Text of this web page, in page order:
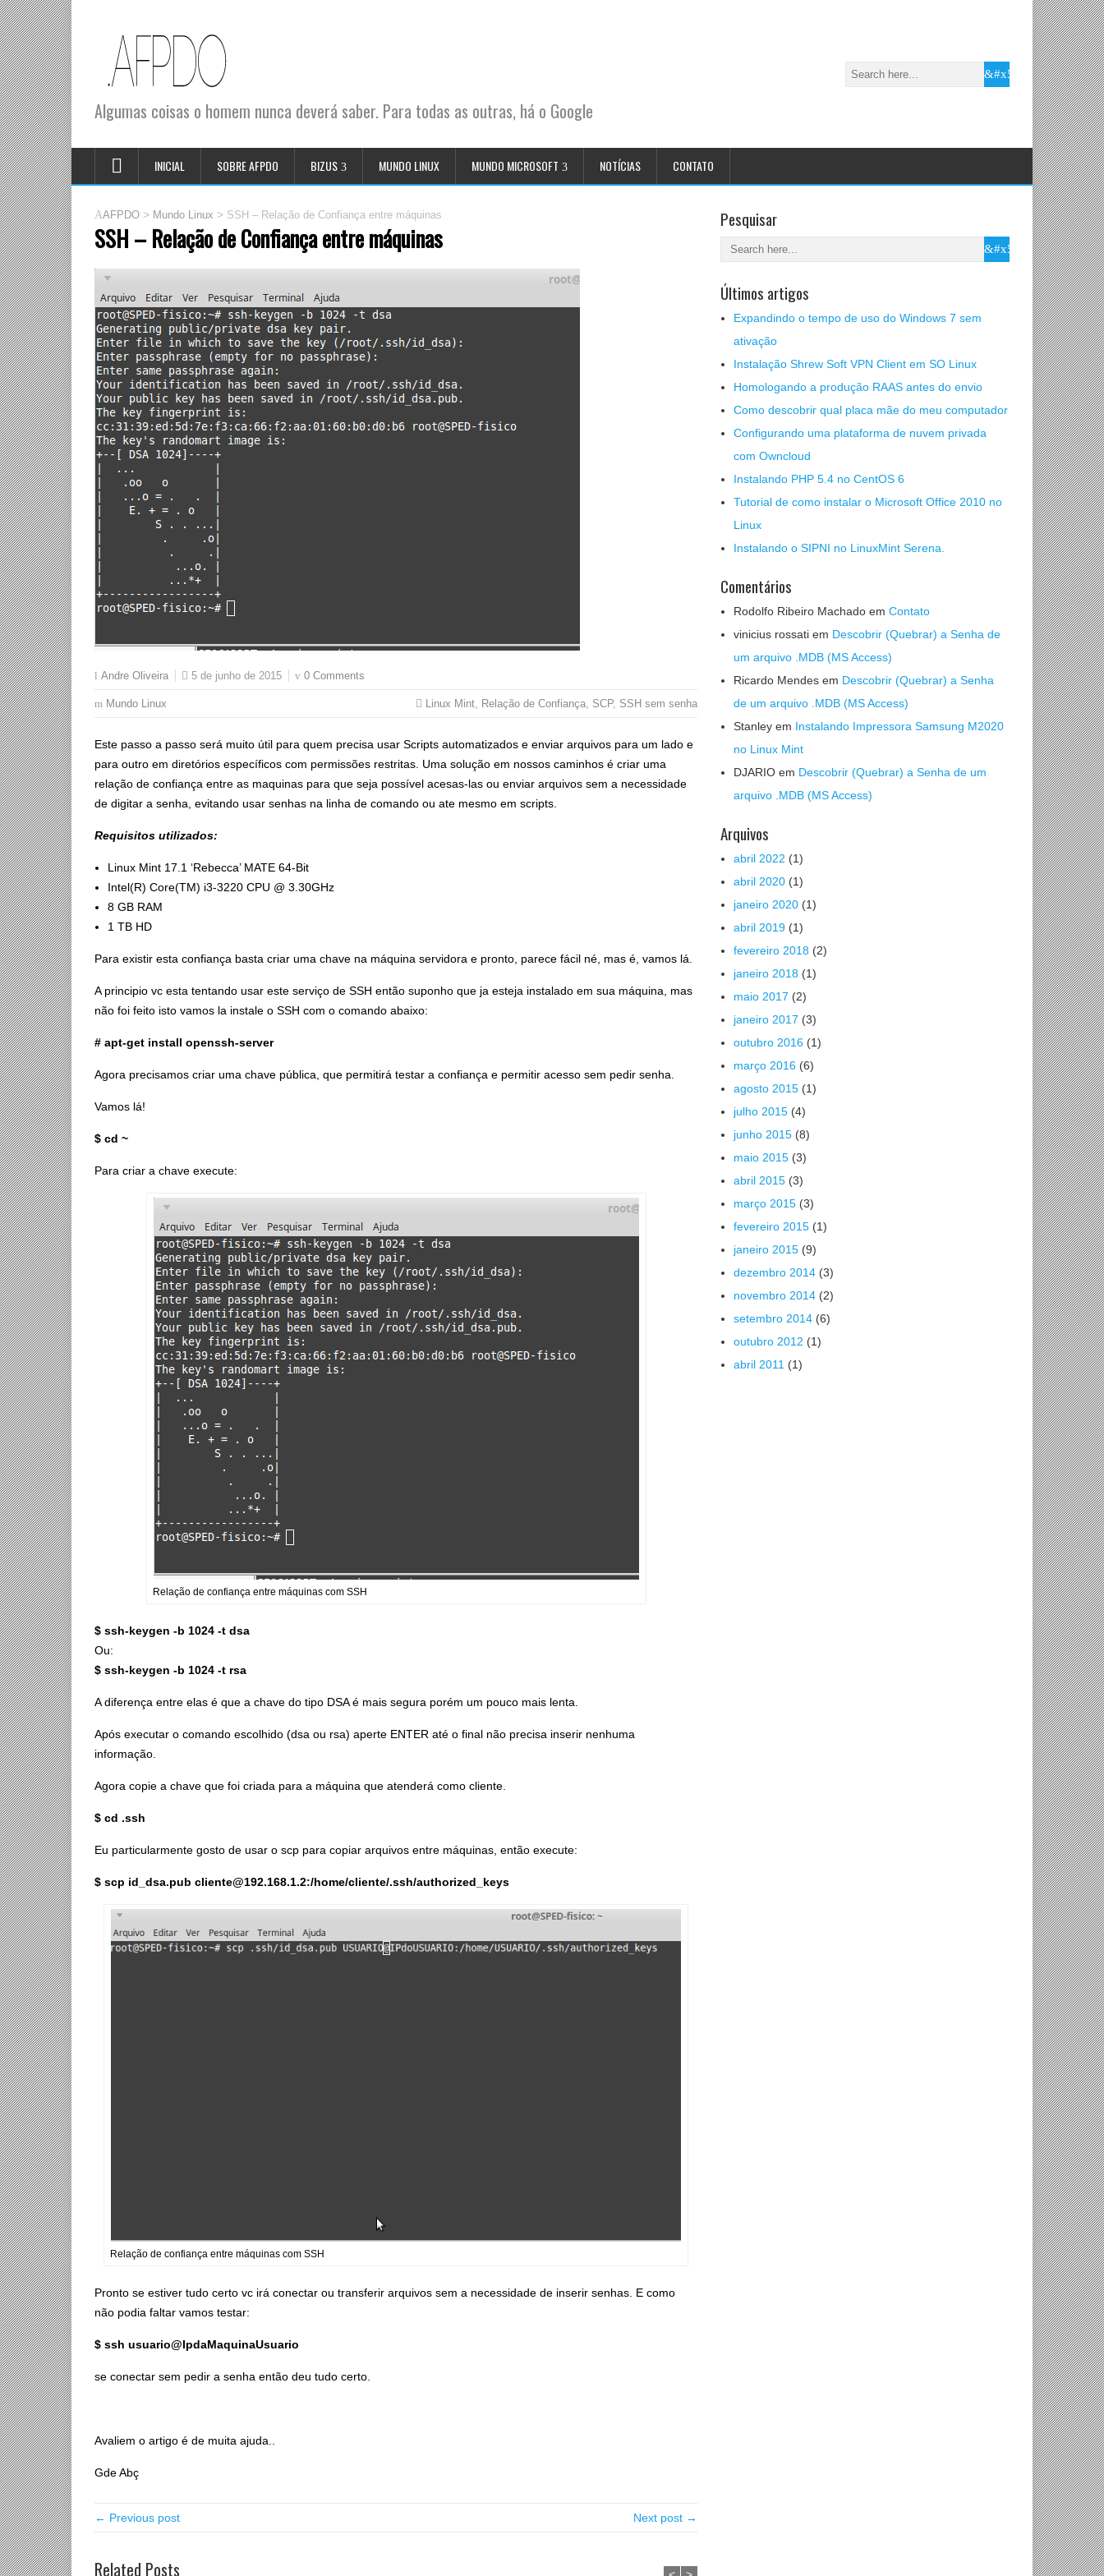
Algumas coisas o homem nunca deverá saber. Para todas as outras, há o Google
INICIAL SOBRE AFPDO BIZUS MUNDO LINUX MUNDO MICROSOFT NOTÍCIAS CONTATO
AFPDO > Mundo Linux > SSH – Relação de Confiança entre máquinas
SSH – Relação de Confiança entre máquinas
Andre Oliveira 5 de junho de 2015 0 Comments
Mundo Linux Linux Mint, Relação de Confiança, SCP, SSH sem senha
Este passo a passo será muito útil para quem precisa usar Scripts automatizados e enviar arquivos para um lado e
para outro em diretórios específicos com permissões restritas. Uma solução em nossos caminhos é criar uma
relação de confiança entre as maquinas para que seja possível acesas-las ou enviar arquivos sem a necessidade
de digitar a senha, evitando usar senhas na linha de comando ou ate mesmo em scripts.
Requisitos utilizados:
Linux Mint 17.1 ‘Rebecca’ MATE 64-Bit
Intel(R) Core(TM) i3-3220 CPU @ 3.30GHz
8 GB RAM
1 TB HD
Para existir esta confiança basta criar uma chave na máquina servidora e pronto, parece fácil né, mas é, vamos lá.
A principio vc esta tentando usar este serviço de SSH então suponho que ja esteja instalado em sua máquina, mas
não foi feito isto vamos la instale o SSH com o comando abaixo:
# apt-get install openssh-server
Agora precisamos criar uma chave pública, que permitirá testar a confiança e permitir acesso sem pedir senha.
Vamos lá!
$ cd ~
Para criar a chave execute:
Relação de confiança entre máquinas com SSH
$ ssh-keygen -b 1024 -t dsa
Ou:
$ ssh-keygen -b 1024 -t rsa
A diferença entre elas é que a chave do tipo DSA é mais segura porém um pouco mais lenta.
Após executar o comando escolhido (dsa ou rsa) aperte ENTER até o final não precisa inserir nenhuma
informação.
Agora copie a chave que foi criada para a máquina que atenderá como cliente.
$ cd .ssh
Eu particularmente gosto de usar o scp para copiar arquivos entre máquinas, então execute:
$ scp id_dsa.pub cliente@192.168.1.2:/home/cliente/.ssh/authorized_keys
Relação de confiança entre máquinas com SSH
Pronto se estiver tudo certo vc irá conectar ou transferir arquivos sem a necessidade de inserir senhas. E como
não podia faltar vamos testar:
$ ssh usuario@IpdaMaquinaUsuario
se conectar sem pedir a senha então deu tudo certo.
Avaliem o artigo é de muita ajuda..
Gde Abç
← Previous post Next post →
Related Posts
Pesquisar
Últimos artigos
Expandindo o tempo de uso do Windows 7 sem
ativação
Instalação Shrew Soft VPN Client em SO Linux
Homologando a produção RAAS antes do envio
Como descobrir qual placa mãe do meu computador
Configurando uma plataforma de nuvem privada
com Owncloud
Instalando PHP 5.4 no CentOS 6
Tutorial de como instalar o Microsoft Office 2010 no
Linux
Instalando o SIPNI no LinuxMint Serena.
Comentários
Rodolfo Ribeiro Machado em Contato
vinicius rossati em Descobrir (Quebrar) a Senha de
um arquivo .MDB (MS Access)
Ricardo Mendes em Descobrir (Quebrar) a Senha
de um arquivo .MDB (MS Access)
Stanley em Instalando Impressora Samsung M2020
no Linux Mint
DJARIO em Descobrir (Quebrar) a Senha de um
arquivo .MDB (MS Access)
Arquivos
abril 2022 (1)
abril 2020 (1)
janeiro 2020 (1)
abril 2019 (1)
fevereiro 2018 (2)
janeiro 2018 (1)
maio 2017 (2)
janeiro 2017 (3)
outubro 2016 (1)
março 2016 (6)
agosto 2015 (1)
julho 2015 (4)
junho 2015 (8)
maio 2015 (3)
abril 2015 (3)
março 2015 (3)
fevereiro 2015 (1)
janeiro 2015 (9)
dezembro 2014 (3)
novembro 2014 (2)
setembro 2014 (6)
outubro 2012 (1)
abril 2011 (1)